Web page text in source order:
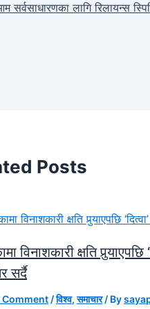
सर्वसाधारणका लागि रिलायन्स
Posts
विनाशकारी क्षति पुर्‍याएपछि
सर्दै
Comment /विश्व,समाचार/ By